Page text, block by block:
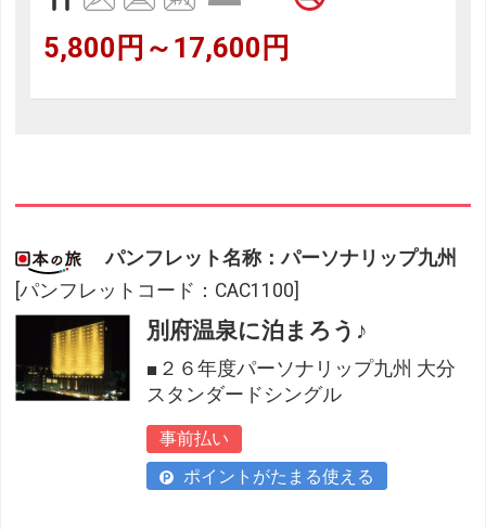
5,800円～17,600円
パンフレット名称：パーソナリップ九州
[パンフレットコード：CAC1100]
別府温泉に泊まろう♪
■２６年度パーソナリップ九州 大分
スタンダードシングル
事前払い
ポイントがたまる使える